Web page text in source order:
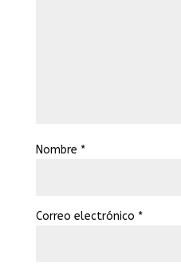
Nombre *
Correo electrónico *